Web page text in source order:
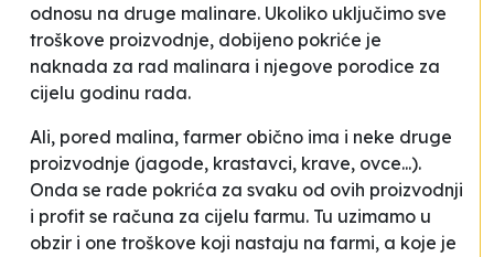
odnosu na druge malinare. Ukoliko uključimo sve
troškove proizvodnje, dobijeno pokriće je
naknada za rad malinara i njegove porodice za
cijelu godinu rada.
Ali, pored malina, farmer obično ima i neke druge
proizvodnje (jagode, krastavci, krave, ovce...).
Onda se rade pokrića za svaku od ovih proizvodnji
i profit se računa za cijelu farmu. Tu uzimamo u
obzir i one troškove koji nastaju na farmi, a koje je